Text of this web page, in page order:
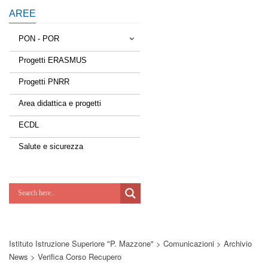
AREE
PON - POR
Tessere la rete
Estate a scuola
Scuola d'estate
Lab Green
Potenziamoci
Progetti ERASMUS
Progetti PNRR
Area didattica e progetti
ECDL
Salute e sicurezza
Istituto Istruzione Superiore "P. Mazzone" > Comunicazioni > Archivio
News > Verifica Corso Recupero